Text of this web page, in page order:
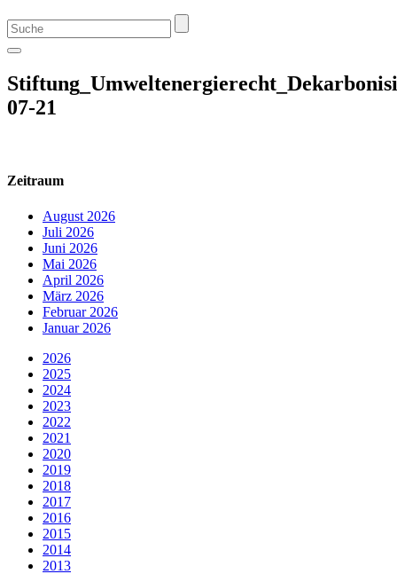
07-21
Zeitraum
August 2026
Juli 2026
Juni 2026
Mai 2026
April 2026
März 2026
Februar 2026
Januar 2026
2026
2025
2024
2023
2022
2021
2020
2019
2018
2017
2016
2015
2014
2013